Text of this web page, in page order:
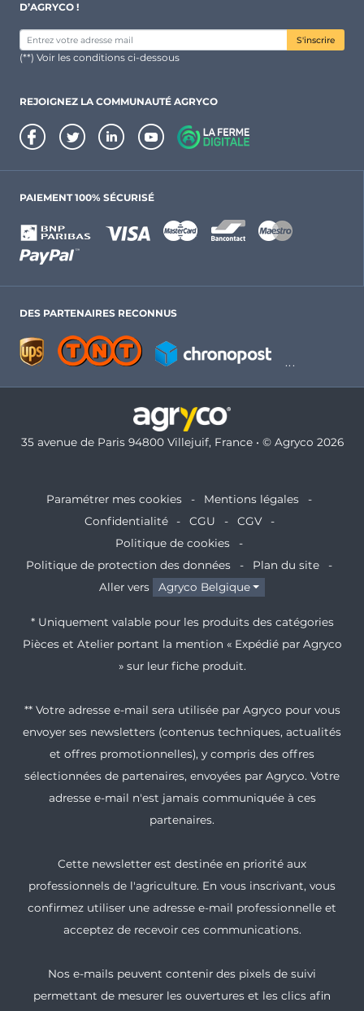
D’AGRYCO !
S'inscrire
(**) Voir les conditions ci-dessous
REJOIGNEZ LA COMMUNAUTÉ AGRYCO
PAIEMENT 100% SÉCURISÉ
DES PARTENAIRES RECONNUS
35 avenue de Paris 94800 Villejuif, France • © Agryco 2026
Paramétrer mes cookies
Mentions légales
Confidentialité
CGU
CGV
Politique de cookies
Politique de protection des données
Plan du site
Aller vers
Agryco Belgique
* Uniquement valable pour les produits des catégories
Pièces et Atelier portant la mention « Expédié par Agryco
» sur leur fiche produit.
** Votre adresse e-mail sera utilisée par Agryco pour vous
envoyer ses newsletters (contenus techniques, actualités
et offres promotionnelles), y compris des offres
sélectionnées de partenaires, envoyées par Agryco. Votre
adresse e-mail n'est jamais communiquée à ces
partenaires.
Cette newsletter est destinée en priorité aux
professionnels de l'agriculture. En vous inscrivant, vous
confirmez utiliser une adresse e-mail professionnelle et
acceptez de recevoir ces communications.
Nos e-mails peuvent contenir des pixels de suivi
permettant de mesurer les ouvertures et les clics afin